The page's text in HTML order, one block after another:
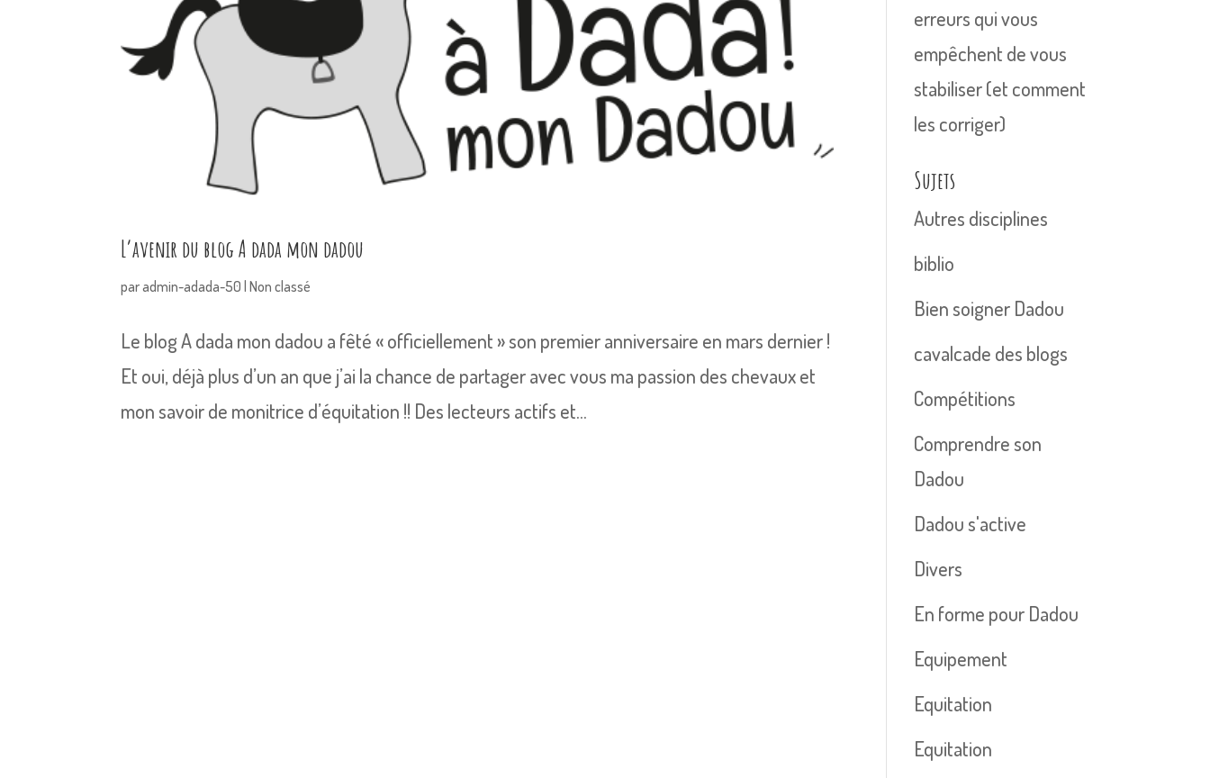
L’avenir du blog A dada mon dadou
paradmin-adada-50 |Non classé
Le blog A dada mon dadou a fêté « officiellement » son premier anniversaire en mars dernier !
Et oui, déjà plus d’un an que j’ai la chance de partager avec vous ma passion des chevaux et
mon savoir de monitrice d’équitation !! Des lecteurs actifs et...
erreurs qui vous
empêchent de vous
stabiliser (et comment
les corriger)
Sujets
Autres disciplines
biblio
Bien soigner Dadou
cavalcade des blogs
Compétitions
Comprendre son
Dadou
Dadou s'active
Divers
En forme pour Dadou
Equipement
Equitation
Equitation